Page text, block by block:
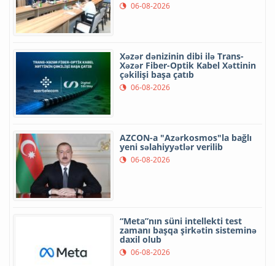
06-08-2026
Xəzər dənizinin dibi ilə Trans-
Xəzər Fiber-Optik Kabel Xəttinin
çəkilişi başa çatıb
06-08-2026
AZCON-a "Azərkosmos"la bağlı
yeni səlahiyyətlər verilib
06-08-2026
“Meta”nın süni intellekti test
zamanı başqa şirkətin sisteminə
daxil olub
06-08-2026